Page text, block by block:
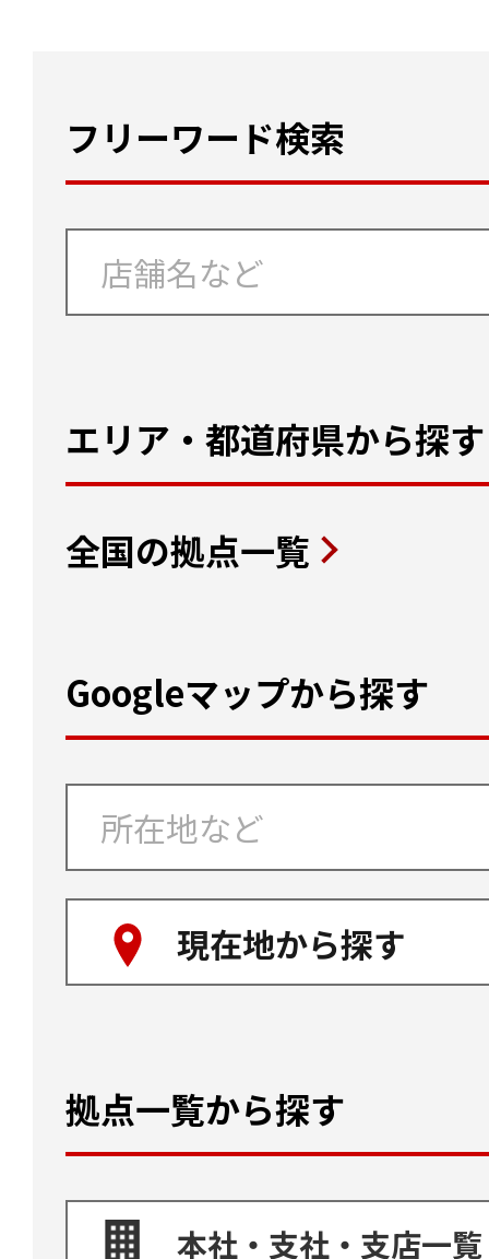
フリーワード検索
エリア・都道府県から探す
全国の拠点一覧
Googleマップから探す
現在地から探す
拠点一覧から探す
本社・支社・支店一覧